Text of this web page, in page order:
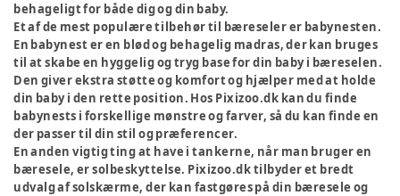
behageligt for både dig og din baby.
Et af de mest populære tilbehør til bæreseler er babynesten.
En babynest er en blød og behagelig madras, der kan bruges
til at skabe en hyggelig og tryg base for din baby i bæreselen.
Den giver ekstra støtte og komfort og hjælper med at holde
din baby i den rette position. Hos Pixizoo.dk kan du finde
babynests i forskellige mønstre og farver, så du kan finde en
der passer til din stil og præferencer.
En anden vigtig ting at have i tankerne, når man bruger en
bæresele, er solbeskyttelse. Pixizoo.dk tilbyder et bredt
udvalg af solskærme, der kan fastgøres på din bæresele og